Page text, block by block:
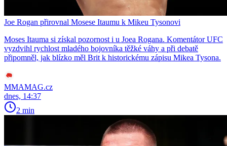
Joe Rogan přirovnal Mosese Itaumu k Mikeu Tysonovi
Moses Itauma si získal pozornost i u Joea Rogana. Komentátor UFC
vyzdvihl rychlost mladého bojovníka těžké váhy a při debatě
připomněl, jak blízko měl Brit k historickému zápisu Mikea Tysona.
MMAMAG.cz
dnes, 14:37
2 min